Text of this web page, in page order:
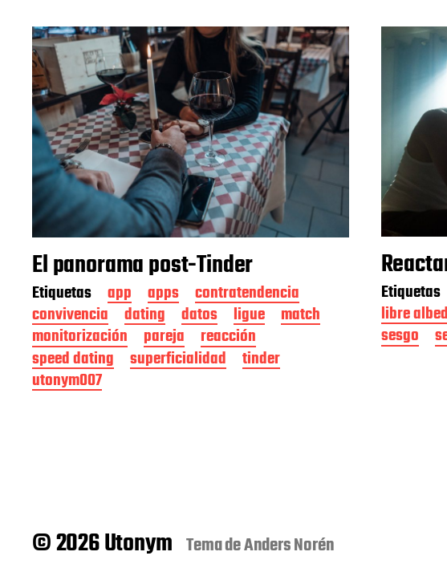
El panorama post-Tinder
Etiquetas app apps
contratendencia
convivencia
dating datos ligue
match
monitorización
pareja
reacción
speed dating
superficialidad
tinder
utonym007
Etiquetas
libre
sesgo
© 2026 Utonym Tema deAnders Norén